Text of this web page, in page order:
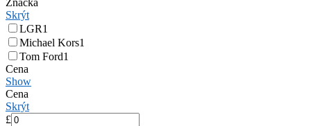
Značka
Skrýt
LGR1
Michael Kors1
Tom Ford1
Cena
Show
Cena
Skrýt
£